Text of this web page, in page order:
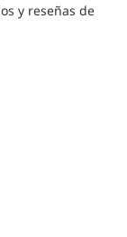
y reseñas de